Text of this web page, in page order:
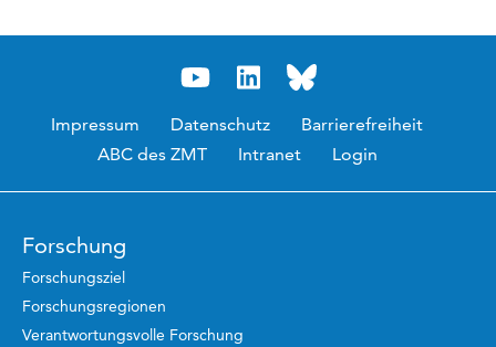
Impressum Datenschutz
Barrierefreiheit
ABC des ZMT
Intranet Login
Forschung
Forschungsziel
Forschungsregionen
Verantwortungsvolle Forschung